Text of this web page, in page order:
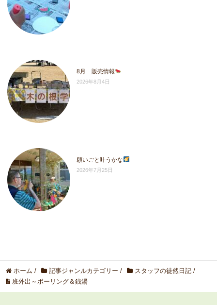
8月 販売情報
2026年8月4日
願いごと叶うかな
2026年7月25日
ホーム / 記事ジャンルカテゴリー / スタッフの徒然日記 /
班外出～ボーリング＆銭湯